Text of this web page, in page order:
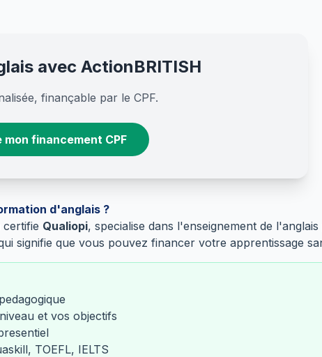
avec ActionBRITISH
finançable par le CPF.
mon financement CPF
d'anglais ?
certifie Qualiopi, specialise dans l'enseignement de
signifie que vous pouvez financer votre apprentissage
et vos objectifs
TOEFL, IELTS